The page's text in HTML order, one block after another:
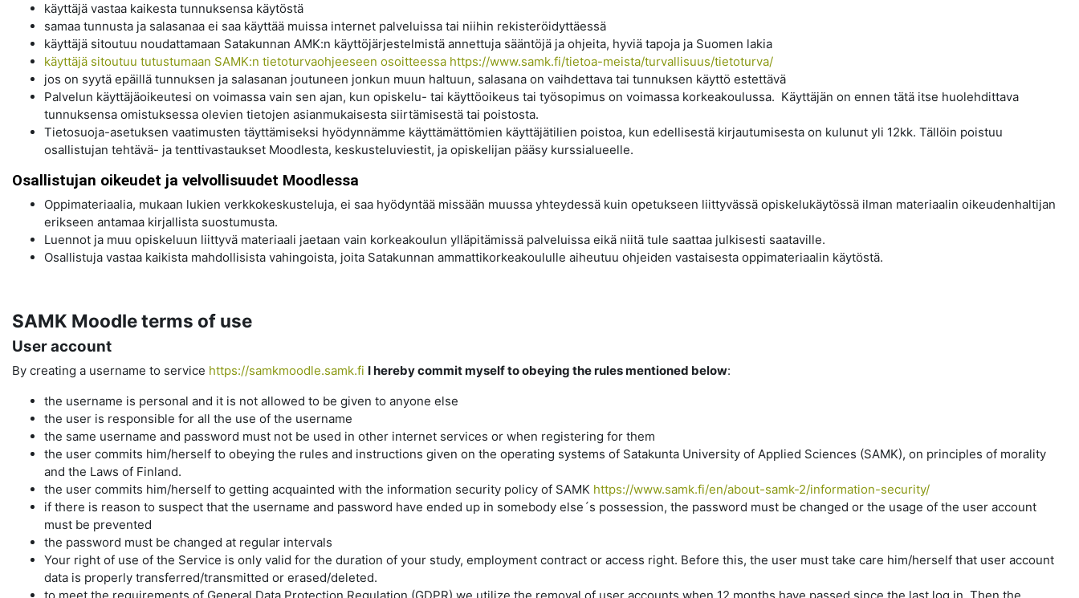
käyttäjä vastaa kaikesta tunnuksensa käytöstä
samaa tunnusta ja salasanaa ei saa käyttää muissa internet palveluissa tai niihin rekisteröidyttäessä
käyttäjä sitoutuu noudattamaan Satakunnan AMK:n käyttöjärjestelmistä annettuja sääntöjä ja ohjeita, hyviä tapoja ja Suomen lakia
käyttäjä sitoutuu tutustumaan SAMK:n tietoturvaohjeeseen osoitteessa https://www.samk.fi/tietoa-meista/turvallisuus/tietoturva/
jos on syytä epäillä tunnuksen ja salasanan joutuneen jonkun muun haltuun, salasana on vaihdettava tai tunnuksen käyttö estettävä
Palvelun käyttäjäoikeutesi on voimassa vain sen ajan, kun opiskelu- tai käyttöoikeus tai työsopimus on voimassa korkeakoulussa. Käyttäjän on ennen tätä itse huolehdittava
tunnuksensa omistuksessa olevien tietojen asianmukaisesta siirtämisestä tai poistosta.
Tietosuoja-asetuksen vaatimusten täyttämiseksi hyödynnämme käyttämättömien käyttäjätilien poistoa, kun edellisestä kirjautumisesta on kulunut yli 12kk. Tällöin poistuu
osallistujan tehtävä- ja tenttivastaukset Moodlesta, keskusteluviestit, ja opiskelijan pääsy kurssialueelle.
Osallistujan oikeudet ja velvollisuudet Moodlessa
Oppimateriaalia, mukaan lukien verkkokeskusteluja, ei saa hyödyntää missään muussa yhteydessä kuin opetukseen liittyvässä opiskelukäytössä ilman materiaalin oikeudenhaltijan
erikseen antamaa kirjallista suostumusta.
Luennot ja muu opiskeluun liittyvä materiaali jaetaan vain korkeakoulun ylläpitämissä palveluissa eikä niitä tule saattaa julkisesti saataville.
Osallistuja vastaa kaikista mahdollisista vahingoista, joita Satakunnan ammattikorkeakoululle aiheutuu ohjeiden vastaisesta oppimateriaalin käytöstä.
SAMK Moodle terms of use
User account
By creating a username to service https://samkmoodle.samk.fi I hereby commit myself to obeying the rules mentioned below:
the username is personal and it is not allowed to be given to anyone else
the user is responsible for all the use of the username
the same username and password must not be used in other internet services or when registering for them
the user commits him/herself to obeying the rules and instructions given on the operating systems of Satakunta University of Applied Sciences (SAMK), on principles of morality
and the Laws of Finland.
the user commits him/herself to getting acquainted with the information security policy of SAMK https://www.samk.fi/en/about-samk-2/information-security/
if there is reason to suspect that the username and password have ended up in somebody else´s possession, the password must be changed or the usage of the user account
must be prevented
the password must be changed at regular intervals
Your right of use of the Service is only valid for the duration of your study, employment contract or access right. Before this, the user must take care him/herself that user account
data is properly transferred/transmitted or erased/deleted.